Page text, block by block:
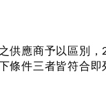
供應商予以區別，
條件三者皆符合即